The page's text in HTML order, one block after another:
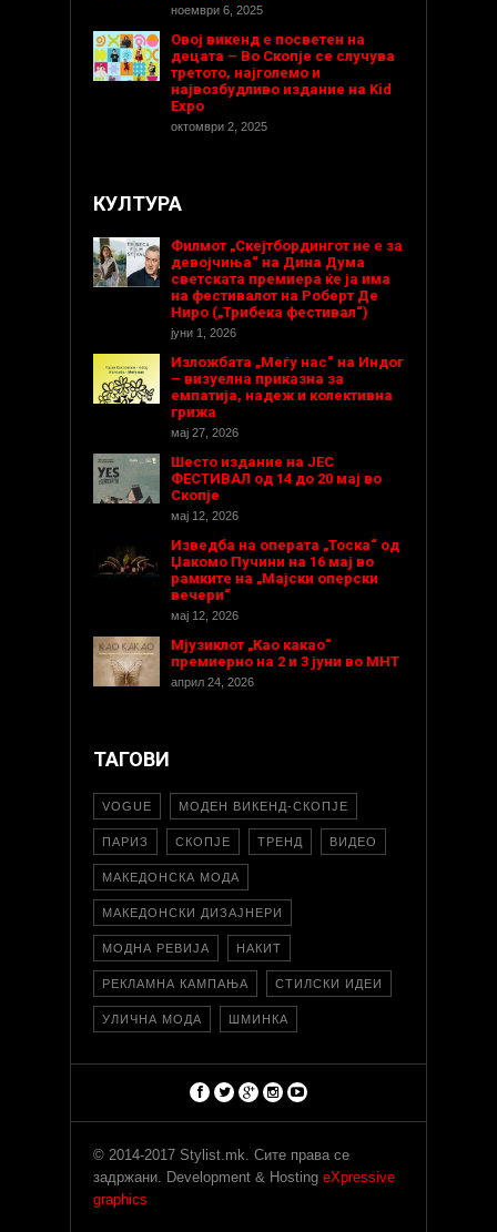
ноември 6, 2025
Овој викенд е посветен на
децата – Во Скопје се случува
третото, најголемо и
највозбудливо издание на Kid
Expo
октомври 2, 2025
КУЛТУРА
Филмот „Скејтбордингот не е за
девојчиња“ на Дина Дума
светската премиера ќе ја има
на фестивалот на Роберт Де
Ниро („Трибека фестивал“)
јуни 1, 2026
Изложбата „Меѓу нас“ на Индог
– визуелна приказна за
емпатија, надеж и колективна
грижа
мај 27, 2026
Шесто издание на ЈЕС
ФЕСТИВАЛ од 14 до 20 мај во
Скопје
мај 12, 2026
Изведба на операта „Тоска“ од
Џакомо Пучини на 16 мај во
рамките на „Мајски оперски
вечери“
мај 12, 2026
Мјузиклот „Као какао“
премиерно на 2 и 3 јуни во МНТ
април 24, 2026
ТАГОВИ
VOGUE МОДЕН ВИКЕНД-СКОПЈЕ
ПАРИЗ СКОПЈЕ ТРЕНД ВИДЕО
МАКЕДОНСКА МОДА
МАКЕДОНСКИ ДИЗАЈНЕРИ
МОДНА РЕВИЈА НАКИТ
РЕКЛАМНА КАМПАЊА СТИЛСКИ ИДЕИ
УЛИЧНА МОДА ШМИНКА
© 2014-2017 Stylist.mk. Сите права се
задржани. Development & Hosting eXpressive
graphics